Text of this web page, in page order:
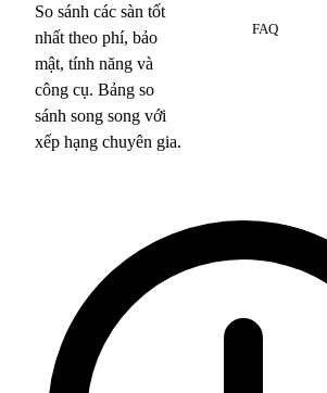
So sánh các sàn tốt
nhất theo phí, bảo
mật, tính năng và
công cụ. Bảng so
sánh song song với
xếp hạng chuyên gia.
FAQ